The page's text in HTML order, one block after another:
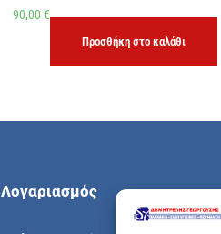
90,00 €
Προσθήκη στο καλάθι
Λογαριασμός